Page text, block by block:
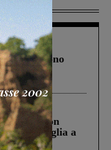
cui morirono
il
tir....
Castiglion
ucciso la figlia a